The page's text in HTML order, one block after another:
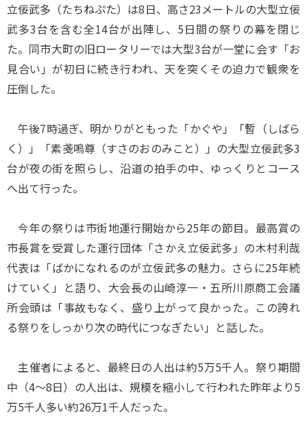
立佞武多（たちねぷた）は8日、高さ23メートルの大型立佞
武多3台を含む全14台が出陣し、5日間の祭りの幕を閉じ
た。同市大町の旧ロータリーでは大型3台が一堂に会す「お
見合い」が初日に続き行われ、天を突くその迫力で観衆を
圧倒した。
午後7時過ぎ、明かりがともった「かぐや」「暫（しばら
く）」「素戔嗚尊（すさのおのみこと）」の大型立佞武多3
台が夜の街を照らし、沿道の拍手の中、ゆっくりとコース
へ出て行った。
今年の祭りは市街地運行開始から25年の節目。最高賞の
市長賞を受賞した運行団体「さかえ立佞武多」の木村利哉
代表は「ばかになれるのが立佞武多の魅力。さらに25年続
けていく」と語り、大会長の山崎淳一・五所川原商工会議
所会頭は「事故もなく、盛り上がって良かった。この誇れ
る祭りをしっかり次の時代につなぎたい」と話した。
主催者によると、最終日の人出は約5万5千人。祭り期間
中（4～8日）の人出は、規模を縮小して行われた昨年より5
万5千人多い約26万1千人だった。